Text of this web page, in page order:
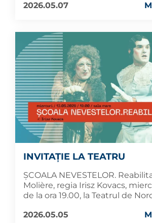
2026.05.07
INVITAȚIE LA TEATRU
ȘCOALA NEVESTELOR.
Molière, regia Irisz Kovacs,
de la ora 19.00, la Teatrul de
2026.05.05